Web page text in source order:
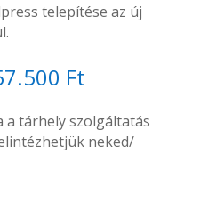
telepítése az új
Ft
a tárhely szolgáltatás
neked/